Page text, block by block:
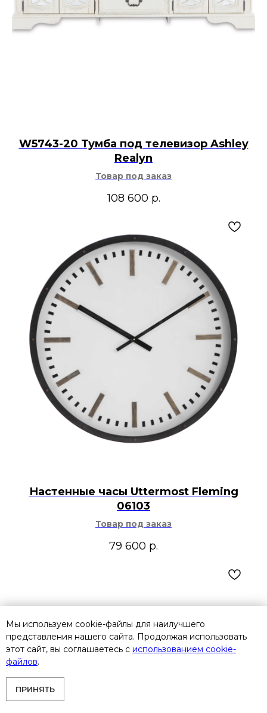
W5743-20 Тумба под телевизор Ashley
Realyn
Товар под заказ
108 600 р.
Настенные часы Uttermost Fleming
06103
Товар под заказ
79 600 р.
Мы используем cookie-файлы для наилучшего
представления нашего сайта. Продолжая использовать
этот сайт, вы соглашаетесь с использованием cookie-
файлов.
ПРИНЯТЬ